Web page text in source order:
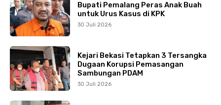
Bupati Pemalang Peras Anak Buah
untuk Urus Kasus di KPK
30 Juli 2026
Kejari Bekasi Tetapkan 3 Tersangka
Dugaan Korupsi Pemasangan
Sambungan PDAM
30 Juli 2026